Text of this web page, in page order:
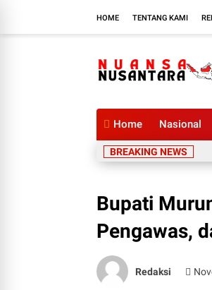
HOME TENTANG KAMI
Home Nasional
BREAKING NEWS
Bupati
Pengawas,
Redaksi